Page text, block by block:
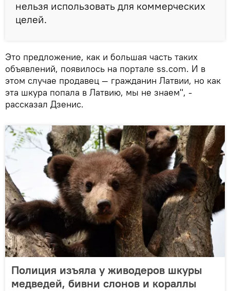
нельзя использовать для коммерческих
целей.
Это предложение, как и большая часть таких
объявлений, появилось на портале ss.com. И в
этом случае продавец — гражданин Латвии, но как
эта шкура попала в Латвию, мы не знаем", -
рассказал Дзенис.
Полиция изъяла у живодеров шкуры
медведей, бивни слонов и кораллы